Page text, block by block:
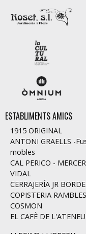
ESTABLIMENTS AMICS
1915 ORIGINAL
ANTONI GRAELLS -
mobles
CAL PERICO -
VIDAL
CERRAJERÍA JR
COPISTERIA RAMBLES
COSMON
EL CAFÈ DE L'ATENEU